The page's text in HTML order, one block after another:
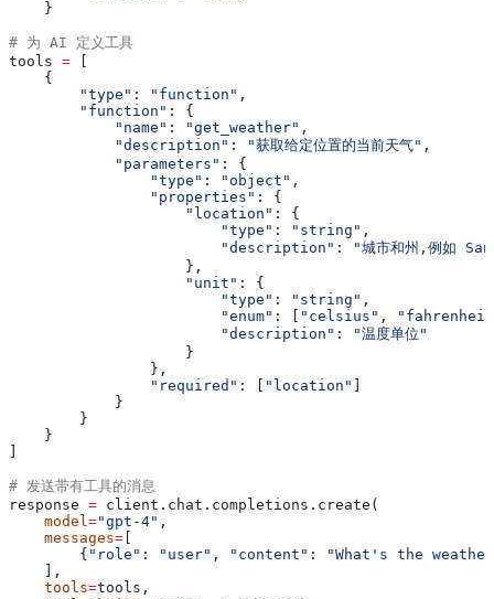
    }
# 为 AI 定义工具
tools =
    {
        "type"
: "function" ,
        "function"
: {
            "name"
: "get_weather" ,
            "description"
: "获取给定位置的当前天气" ,
            "parameters"
: {
                "type"
: "object" ,
                "properties"
: {
                    "location"
: {
                        "type"
: "string" ,
                        "description"
:
"城市和州,例如
                    },
                    "unit"
: {
                        "type"
: "string" ,
                        "enum"
: [ "celsius" ,
                        "description"
:
"温度单位"
                    }
                },
                "required"
: [ "location"
            }
        }
    }
# 发送带有工具的消息
response = client.chat.completions.create(
    model
="gpt-4" ,
    messages
=
        {
"role" : "user" , "content" :
"What's the
    ],
    tools
=tools,